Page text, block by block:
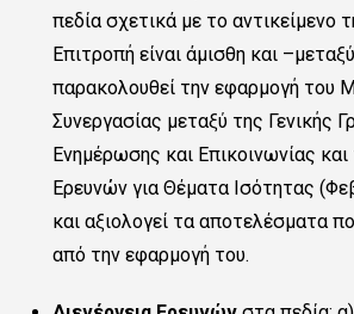
πεδία σχετικά με το αντικείμενο
Επιτροπή είναι άμισθη και
παρακολουθεί την εφαρμογή του
Συνεργασίας μεταξύ της Γενικής
Ενημέρωσης και Επικοινωνίας
Ερευνών για Θέματα Ισότητας
και αξιολογεί τα αποτελέσματα
από την εφαρμογή του.